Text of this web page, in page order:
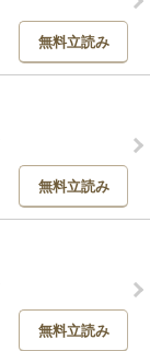
無料立読み
無料立読み
無料立読み